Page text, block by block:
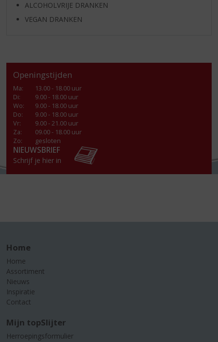
ALCOHOLVRIJE DRANKEN
VEGAN DRANKEN
Openingstijden
Ma:
13.00 - 18.00 uur
Di:
9.00 - 18.00 uur
Wo:
9.00 - 18.00 uur
Do:
9.00 - 18.00 uur
Vr:
9.00 - 21.00 uur
Za:
09.00 - 18.00 uur
Zo:
gesloten
NIEUWSBRIEF
Schrijf je hier in
Home
Home
Assortiment
Nieuws
Inspiratie
Contact
Mijn topSlijter
Herroepingsformulier